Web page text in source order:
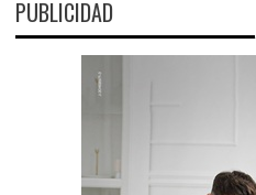
PUBLICIDAD